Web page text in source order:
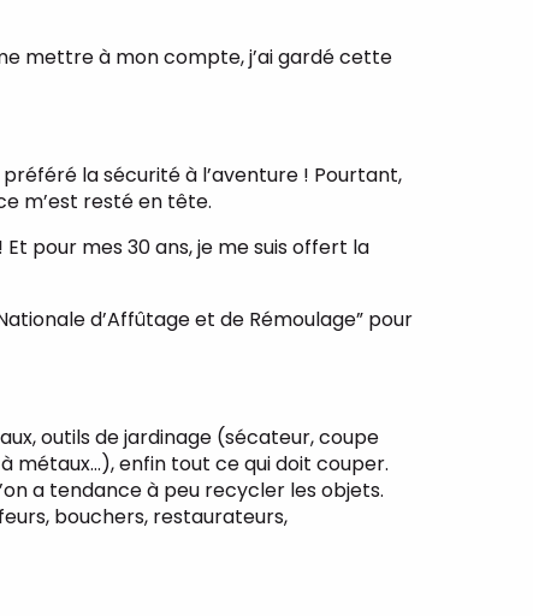
mettre à mon compte, j’ai gardé cette
la sécurité à l’aventure ! Pourtant,
m’est resté en tête.
pour mes 30 ans, je me suis offert la
d’Affûtage et de Rémoulage” pour
outils de jardinage (sécateur, coupe
métaux…), enfin tout ce qui doit couper.
a tendance à peu recycler les objets.
bouchers, restaurateurs,